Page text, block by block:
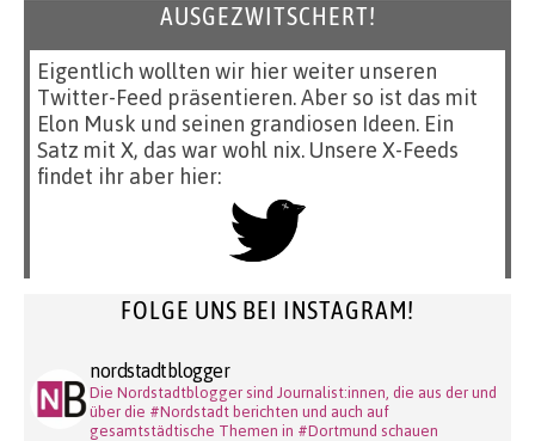
AUSGEZWITSCHERT!
Eigentlich wollten wir hier weiter unseren
Twitter-Feed präsentieren. Aber so ist das mit
Elon Musk und seinen grandiosen Ideen. Ein
Satz mit X, das war wohl nix. Unsere X-Feeds
findet ihr aber hier:
FOLGE UNS BEI INSTAGRAM!
nordstadtblogger
Die Nordstadtblogger sind Journalist:innen, die aus der und
über die #Nordstadt berichten und auch auf
gesamtstädtische Themen in #Dortmund schauen